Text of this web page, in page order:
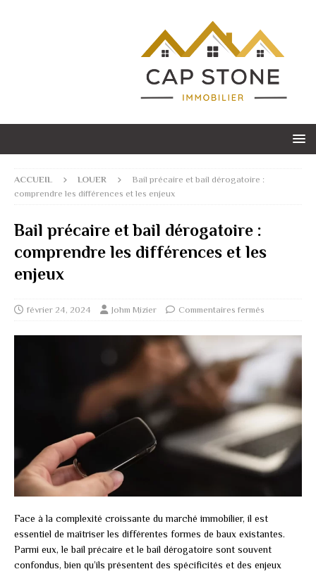
ACCUEIL LOUER
Bail précaire et bail dérogatoire :
comprendre les différences et les enjeux
Bail précaire et bail dérogatoire :
comprendre les différences et les
enjeux
février 24, 2024 Johm Mizier Commentaires fermés
Face à la complexité croissante du marché immobilier, il est
essentiel de maîtriser les différentes formes de baux existantes.
Parmi eux, le bail précaire et le bail dérogatoire sont souvent
confondus, bien qu’ils présentent des spécificités et des enjeux